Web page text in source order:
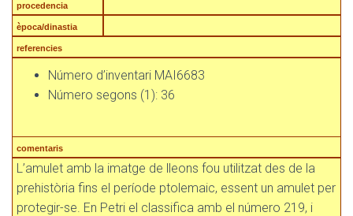
procedencia
època/dinastia
referencies
Número d’inventari MAI6683
Número segons (1): 36
comentaris
L’amulet amb la imatge de lleons fou utilitzat des de la
prehistòria fins el període ptolemaic, essent un amulet per
protegir-se. En Petri el classifica amb el número 219, i